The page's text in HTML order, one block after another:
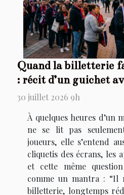
Quand la billetterie
: récit d’un guichet
30 juillet 2026 9h
À quelques heures d’un
ne se lit pas
joueurs, elle s’entend
cliquetis des écrans, les
et cette même
comme un mantra : “Il
billetterie, longtemps